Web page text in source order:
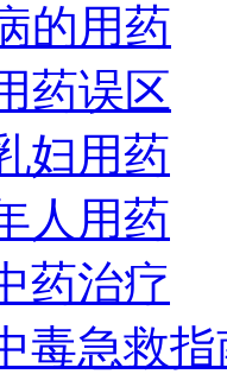
的用药
药误区
妇用药
人用药
药治疗
毒急救指